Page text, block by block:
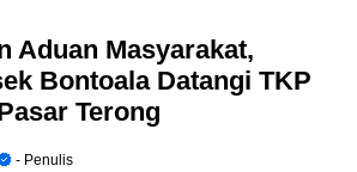
Aduan Masyarakat,
Bontoala Datangi TKP
Terong
- Penulis